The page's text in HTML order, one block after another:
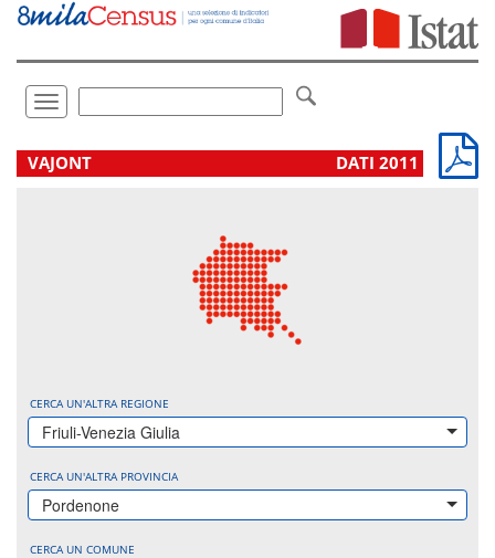
Vai
direttamente
Toggle
navigation
.
VAJONT DATI 2011
CERCA UN'ALTRA REGIONE
Friuli-Venezia Giulia
CERCA UN'ALTRA PROVINCIA
Pordenone
CERCA UN COMUNE